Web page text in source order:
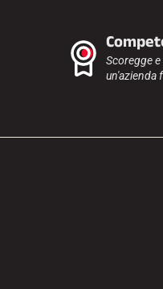
Scoregge
un'azienda